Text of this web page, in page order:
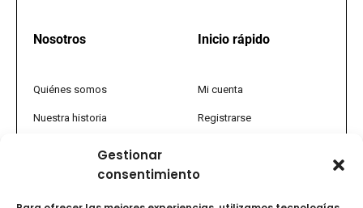
Gestionar
consentimiento
Nosotros
Quiénes somos
Nuestra historia
Tratamiento de datos
Inicio rápido
Mi cuenta
Registrarse
Promociones
FAQs